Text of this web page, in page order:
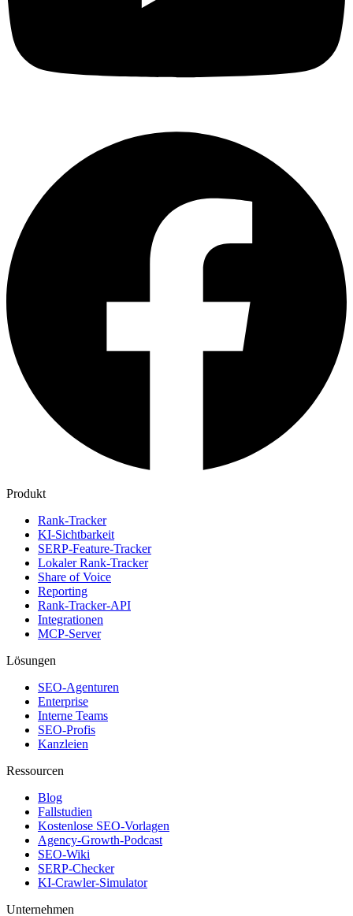
Produkt
Rank-Tracker
KI-Sichtbarkeit
SERP-Feature-Tracker
Lokaler Rank-Tracker
Share of Voice
Reporting
Rank-Tracker-API
Integrationen
MCP-Server
Lösungen
SEO-Agenturen
Enterprise
Interne Teams
SEO-Profis
Kanzleien
Ressourcen
Blog
Fallstudien
Kostenlose SEO-Vorlagen
Agency-Growth-Podcast
SEO-Wiki
SERP-Checker
KI-Crawler-Simulator
Unternehmen